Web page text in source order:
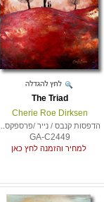
The Triad
Cherie Roe Dirksen
הדפסות קנבס / נייר /פרספקס...
GA-C2449
למחיר והזמנה לחץ כאן